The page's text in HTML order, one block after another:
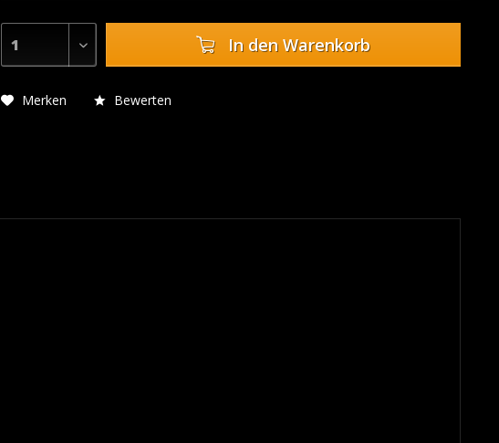
In den Warenkorb
Merken Bewerten